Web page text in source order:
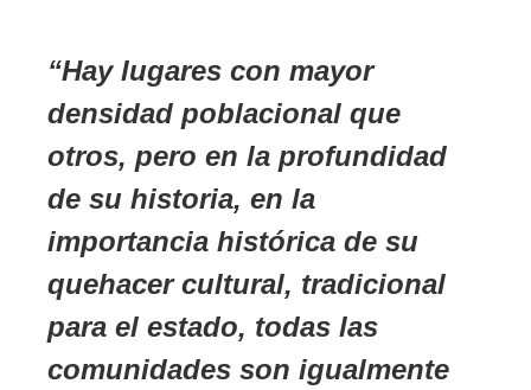
Hay lugares con mayor
densidad poblacional que
otros, pero en la profundidad
de su historia, en la
importancia histórica de su
quehacer cultural, tradicional
para el estado, todas las
comunidades son igualmente